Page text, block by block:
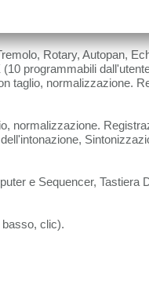
Doppi controlli.
funzioni. 4 Playbox con
Rotary, Autopan,
programmabili
taglio, normalizzazione.
normalizzazione.
e Sequencer, Tastiera
clic).